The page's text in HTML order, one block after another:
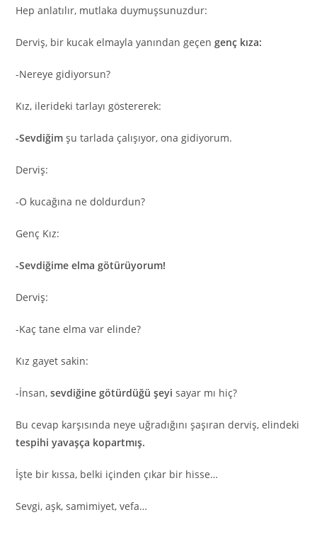
Hep anlatılır, mutlaka duymuşsunuzdur:
Derviş, bir kucak elmayla yanından geçengenç kıza:
-Nereye gidiyorsun?
Kız, ilerideki tarlayı göstererek:
-Sevdiğimşu tarlada çalışıyor, ona gidiyorum.
Derviş:
-O kucağına ne doldurdun?
Genç Kız:
-Sevdiğime elma götürüyorum!
Derviş:
-Kaç tane elma var elinde?
Kız gayet sakin:
-İnsan,sevdiğine götürdüğü şeyi sayar mı hiç?
Bu cevap karşısında neye uğradığını şaşıran derviş, elindeki
tespihi yavaşça kopartmış.
İşte bir kıssa, belki içinden çıkar bir hisse…
Sevgi, aşk, samimiyet, vefa…